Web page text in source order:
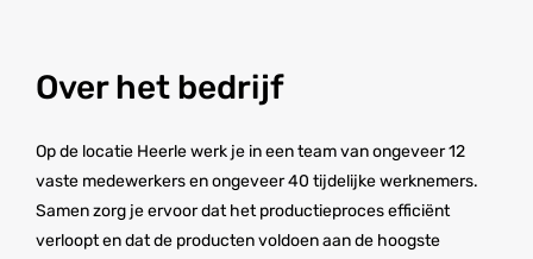
Over het bedrijf
Op de locatie Heerle werk je in een team van ongeveer 12
vaste medewerkers en ongeveer 40 tijdelijke werknemers.
Samen zorg je ervoor dat het productieproces efficiënt
verloopt en dat de producten voldoen aan de hoogste